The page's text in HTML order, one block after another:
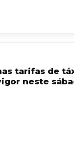
tarifas de
neste